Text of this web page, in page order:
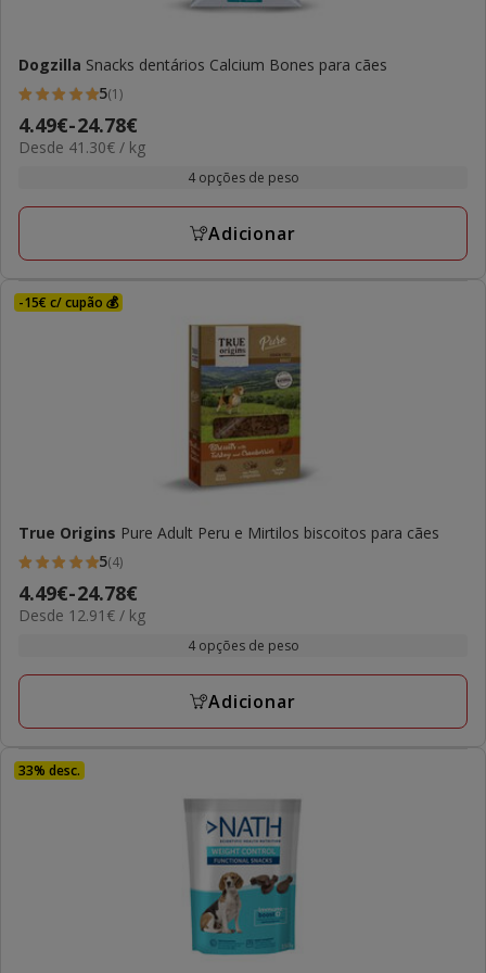
Dogzilla Snacks dentários Calcium Bones para cães
5
estrelas
com
avaliações
5(1)
Preço
de
a
4.49€-24.78€
41.30€
Desde 41.30€ / kg
4 opções de peso
Adicionar
-15€ c/ cupão 💰
True Origins Pure Adult Peru e Mirtilos biscoitos para cães
5
estrelas
com
avaliações
5(4)
Preço
de
a
4.49€-24.78€
12.91€
Desde 12.91€ / kg
4 opções de peso
Adicionar
33% desc.